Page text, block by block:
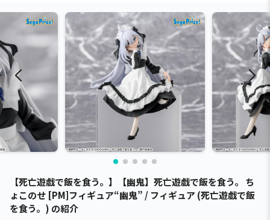
【死亡遊戯で飯を食う。】【幽鬼】死亡遊戯で飯を食う。 ち
ょこのせ [PM]フィギュア“幽鬼” / フィギュア (死亡遊戯で飯
を食う。) の紹介